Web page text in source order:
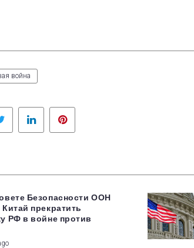
война
Twitter LinkedIn
Безопасности ООН
прекратить
РФ в войне против